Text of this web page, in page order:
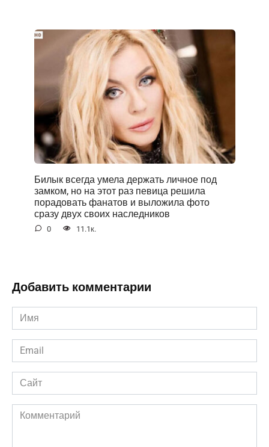
Билык всегда умела держать личное под
замком, но на этот раз певица решила
порадовать фанатов и выложила фото
сразу двух своих наследников
0 11.1к.
Добавить комментарии
Имя
*
Email
*
Сайт
Комментарий